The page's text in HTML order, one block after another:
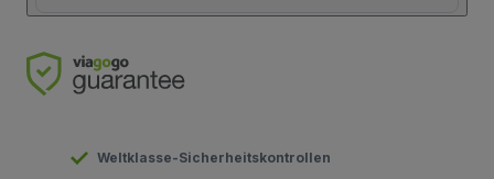
Weltklasse-Sicherheitskontrollen